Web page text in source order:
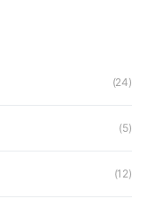
(24)
(5)
(12)